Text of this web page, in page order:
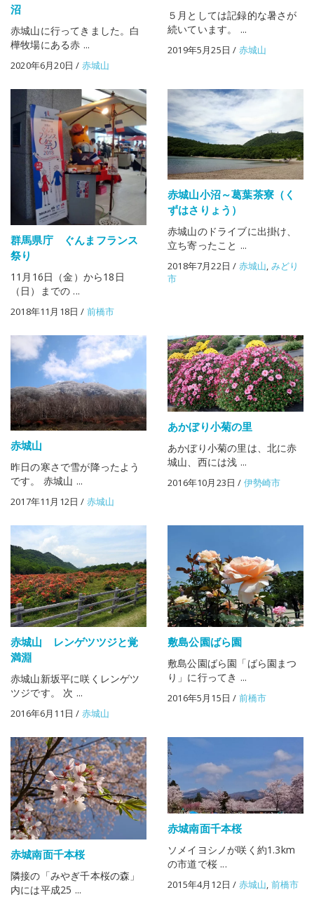
沼
赤城山に行ってきました。白
樺牧場にある赤 ...
2020年6月20日 / 赤城山
５月としては記録的な暑さが
続いています。 ...
2019年5月25日 / 赤城山
群馬県庁 ぐんまフランス
祭り
11月16日（金）から18日
（日）までの ...
2018年11月18日 / 前橋市
赤城山小沼～葛葉茶寮（く
ずはさりょう）
赤城山のドライブに出掛け、
立ち寄ったこと ...
2018年7月22日 / 赤城山, みどり
市
赤城山
昨日の寒さで雪が降ったよう
です。 赤城山 ...
2017年11月12日 / 赤城山
あかぼり小菊の里
あかぼり小菊の里は、北に赤
城山、西には浅 ...
2016年10月23日 / 伊勢崎市
赤城山 レンゲツツジと覚
満淵
赤城山新坂平に咲くレンゲツ
ツジです。 次 ...
2016年6月11日 / 赤城山
敷島公園ばら園
敷島公園ばら園「ばら園まつ
り」に行ってき ...
2016年5月15日 / 前橋市
赤城南面千本桜
隣接の「みやぎ千本桜の森」
内には平成25 ...
赤城南面千本桜
ソメイヨシノが咲く約1.3km
の市道で桜 ...
2015年4月12日 / 赤城山, 前橋市